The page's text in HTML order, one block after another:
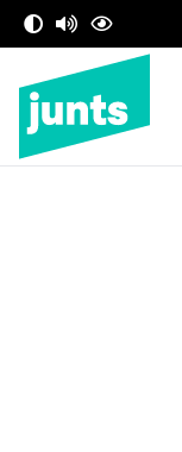
contingut